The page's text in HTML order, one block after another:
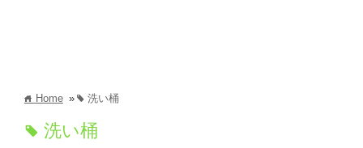
home Home » tag 洗い桶
tag 洗い桶